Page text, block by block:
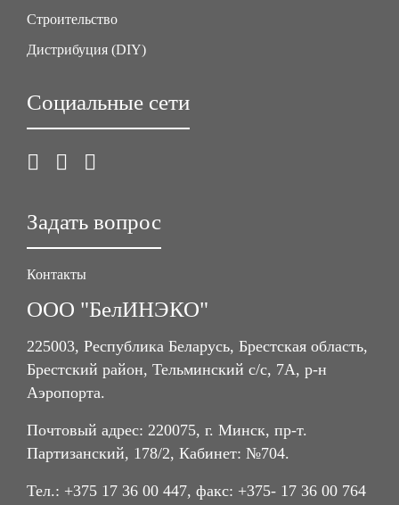
Строительство
Дистрибуция (DIY)
Социальные сети
Задать вопрос
Контакты
ООО "БелИНЭКО"
225003, Республика Беларусь, Брестская область,
Брестский район, Тельминский с/с, 7А, р-н
Аэропорта.
Почтовый адрес: 220075, г. Минск, пр-т.
Партизанский, 178/2, Кабинет: №704.
Тел.: +375 17 36 00 447, факс: +375- 17 36 00 764